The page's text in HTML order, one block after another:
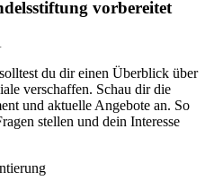
vorbereitet
du dir einen Überblick über
verschaffen. Schau dir die
und aktuelle Angebote an. So
stellen und dein Interesse